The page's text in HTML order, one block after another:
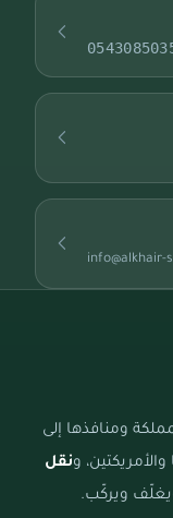
info@alkhair-
ومنافذها إلى
ونقل
ويركّب.